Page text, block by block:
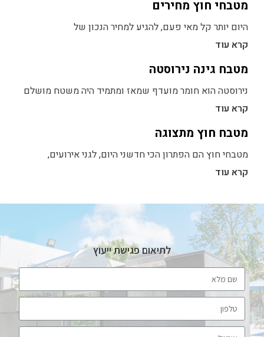
מטבחי חוץ מחירים
היום יותר קל מאי פעם, להגיע למחיר הנכון של
קרא עוד
מטבח גינה נירוסטה
נירוסטה הוא חומר מועדף שמאז ומתמיד היה משטח מושלם
קרא עוד
מטבח חוץ מתצוגה
מטבחי חוץ הם הפתרון הכי חדשני היום, לגני אירועים,
קרא עוד
לתיאום פגישת ייעוץ